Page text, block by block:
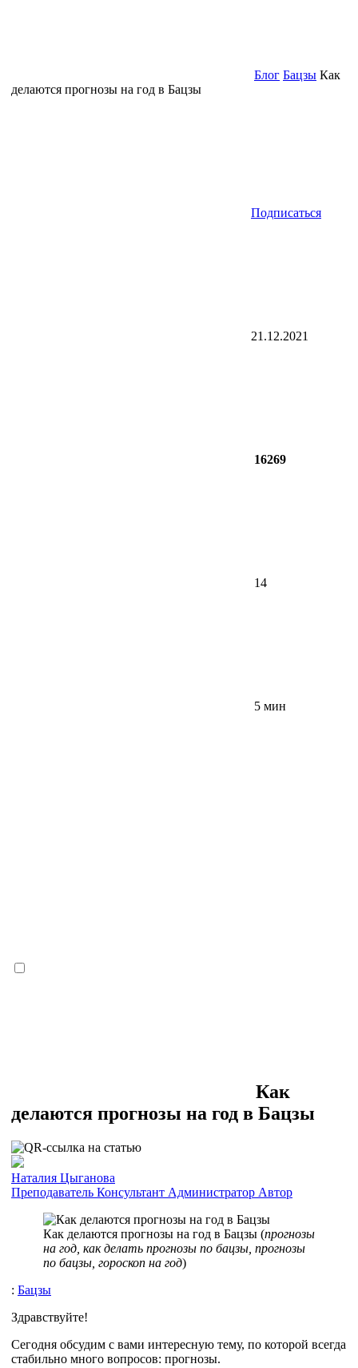
Блог Бацзы Как
делаются прогнозы на год в Бацзы
Подписаться
21.12.2021
16269
14
5 мин
Как
делаются прогнозы на год в Бацзы
Наталия Цыганова
Преподаватель Консультант Администратор Автор
Как делаются прогнозы на год в Бацзы (прогнозы
на год, как делать прогнозы по бацзы, прогнозы
по бацзы, гороскоп на год)
: Бацзы
Здравствуйте!
Сегодня обсудим с вами интересную тему, по которой всегда
стабильно много вопросов: прогнозы.